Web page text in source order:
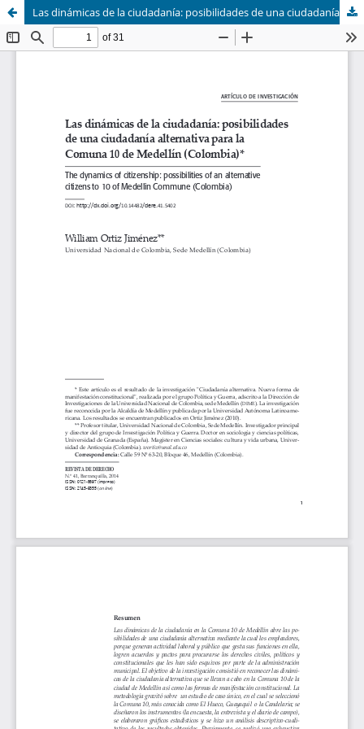
Las dinámicas de la ciudadanía: posibilidades de una ciudadanía alternativa para la Comuna 10 de Medellín (Colombia)